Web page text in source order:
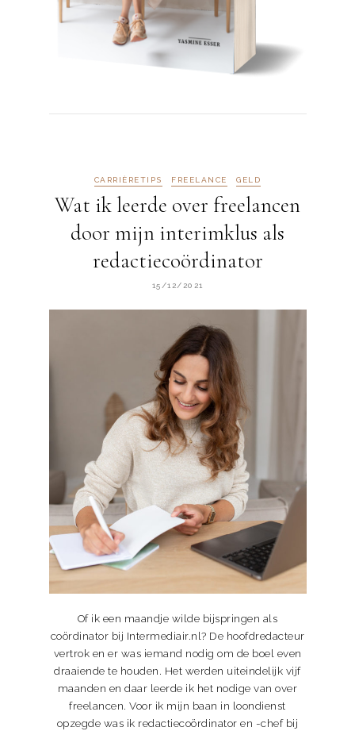
CARRIÈRETIPS FREELANCE GELD
Wat ik leerde over freelancen
door mijn interimklus als
redactiecoördinator
15/12/2021
Of ik een maandje wilde bijspringen als
coördinator bij Intermediair.nl? De hoofdredacteur
vertrok en er was iemand nodig om de boel even
draaiende te houden. Het werden uiteindelijk vijf
maanden en daar leerde ik het nodige van over
freelancen. Voor ik mijn baan in loondienst
opzegde was ik redactiecoördinator en -chef bij